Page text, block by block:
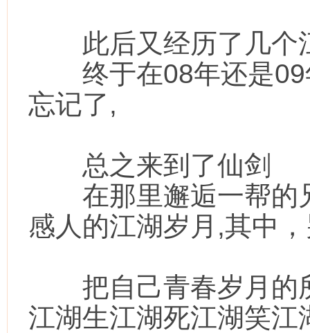
此后又经历了几个
终于在08年还是09
忘记了,
总之来到了仙剑
在那里邂逅一帮的
感人的江湖岁月,其中
把自己青春岁月的
江湖生江湖死江湖笑江